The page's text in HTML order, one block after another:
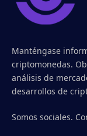
Manténgase
criptomonedas.
análisis de
desarrollos de
Somos sociales.